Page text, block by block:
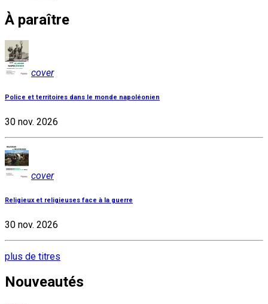
À paraître
cover
Police et territoires dans le monde napoléonien
30 nov. 2026
cover
Religieux et religieuses face à la guerre
30 nov. 2026
plus de titres
Nouveautés